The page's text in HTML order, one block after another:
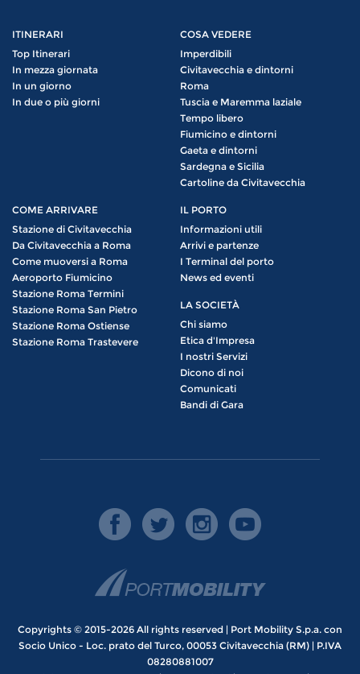
ITINERARI
Top Itinerari
In mezza giornata
In un giorno
In due o più giorni
COSA VEDERE
Imperdibili
Civitavecchia e dintorni
Roma
Tuscia e Maremma laziale
Tempo libero
Fiumicino e dintorni
Gaeta e dintorni
Sardegna e Sicilia
Cartoline da Civitavecchia
COME ARRIVARE
Stazione di Civitavecchia
Da Civitavecchia a Roma
Come muoversi a Roma
Aeroporto Fiumicino
Stazione Roma Termini
Stazione Roma San Pietro
Stazione Roma Ostiense
Stazione Roma Trastevere
IL PORTO
Informazioni utili
Arrivi e partenze
I Terminal del porto
News ed eventi
LA SOCIETÀ
Chi siamo
Etica d'Impresa
I nostri Servizi
Dicono di noi
Comunicati
Bandi di Gara
Copyrights © 2015-2026 All rights reserved | Port Mobility S.p.a. con
Socio Unico - Loc. prato del Turco, 00053 Civitavecchia (RM) | P.IVA
08280881007